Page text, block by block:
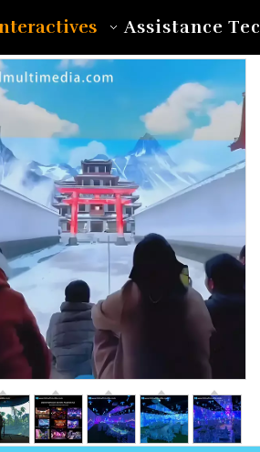
Assistance